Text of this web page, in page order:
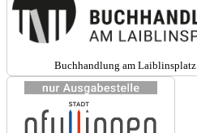
Buchhandlung am Laiblinsplatz